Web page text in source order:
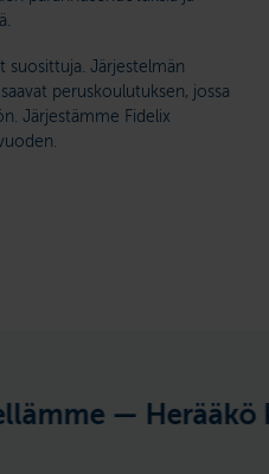
Järjestelmän
peruskoulutuksen, jossa
Järjestämme Fidelix
— Herääkö